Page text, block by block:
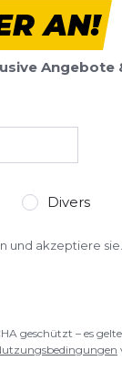
AN!
Angebote
Divers
und akzeptiere sie.
geschützt – es